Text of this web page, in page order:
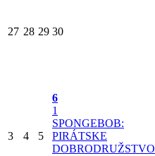
27 28 29 30
3 4 5
6
1
SPONGEBOB:
PIRÁTSKE
DOBRODRUŽSTVO